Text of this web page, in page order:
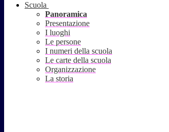
Scuola
Panoramica
Presentazione
I luoghi
Le persone
I numeri della scuola
Le carte della scuola
Organizzazione
La storia